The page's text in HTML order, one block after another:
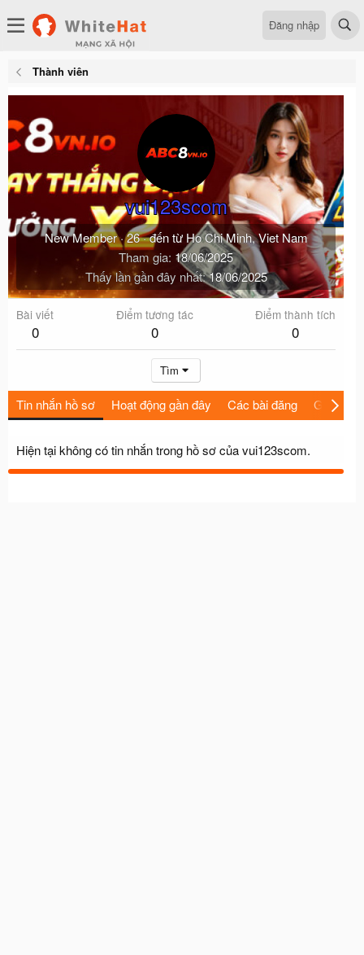
Đăng nhập
Thành viên
vui123scom
New Member·26·đến từ Ho Chi Minh, Viet Nam
Tham gia 18/06/2025
Thấy lần gần đây nhất 18/06/2025
Bài viết
0
Điểm tương tác
0
Điểm thành tích
0
Tìm
Tin nhắn hồ sơ Hoạt động gần đây Các bài đăng Giới thiệu
Hiện tại không có tin nhắn trong hồ sơ của vui123scom.